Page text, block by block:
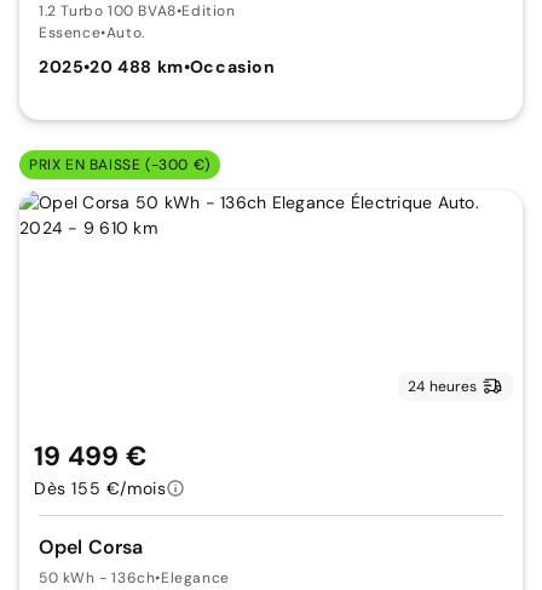
1.2 Turbo 100 BVA8•Edition
Essence•Auto.
2025•20 488 km•Occasion
PRIX EN BAISSE (-300 €)
24 heures
Opel Corsa
50 kWh - 136ch•Elegance
19 499 €
Dès 155 €/mois